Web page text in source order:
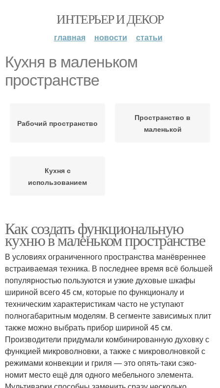
ИНТЕРЬЕР И ДЕКОР
главная новости статьи
Кухня в маленьком
пространстве
Рабочий пространство
Пространство в
маленькой
Кухня с
использованием
Как создать функциональную
кухню в маленьком пространстве
В условиях ограниченного пространства манёвреннее
встраиваемая техника. В последнее время всё большей
популярностью пользуются и узкие духовые шкафы
шириной всего 45 см, которые по функционалу и
техническим характеристикам часто не уступают
полногабаритным моделям. В сегменте зависимых плит
также можно выбрать прибор шириной 45 см.
Производители придумали комбинированную духовку с
функцией микроволновки, а также с микроволновкой с
режимами конвекции и гриля — это опять-таки сэко­
номит место ещё для одного мебельного элемента.